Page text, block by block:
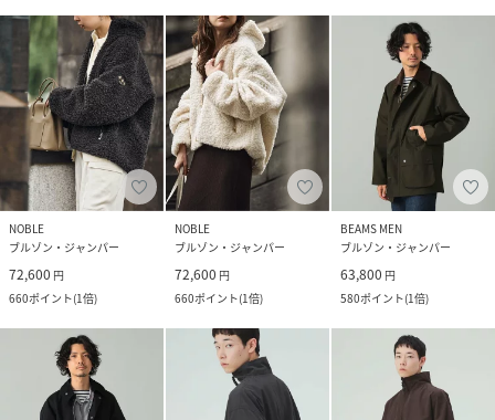
NOBLE
ブルゾン・ジャンパー
72,600 円
660ポイント(1倍)
NOBLE
ブルゾン・ジャンパー
72,600 円
660ポイント(1倍)
BEAMS MEN
ブルゾン・ジャンパー
63,800 円
580ポイント(1倍)